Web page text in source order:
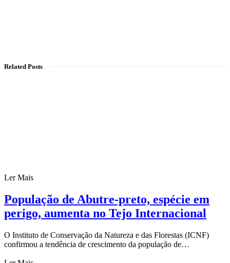
Related Posts
Ler Mais
População de Abutre-preto, espécie em
perigo, aumenta no Tejo Internacional
O Instituto de Conservação da Natureza e das Florestas (ICNF)
confirmou a tendência de crescimento da população de…